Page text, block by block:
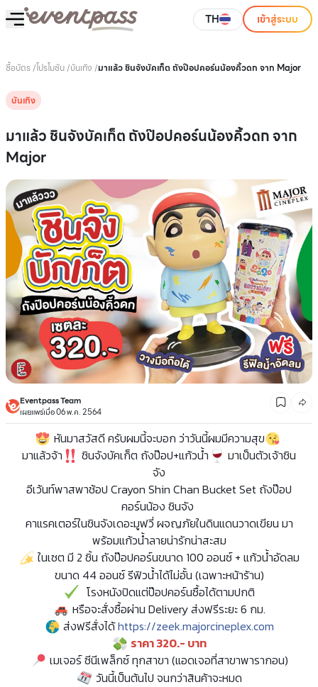
TH เข้าสู่ระบบ
ซื้อบัตร /โปรโมชัน/บันเทิง /มาแล้ว ชินจังบัคเก็ต ถังป๊อปคอร์นน้องคิ้วดก จาก Major
บันเทิง
มาแล้ว ชินจังบัคเก็ต ถังป๊อปคอร์นน้องคิ้วดก จาก
Major
Eventpass Team
เผยแพร่เมื่อ 06 พ.ค. 2564
หันมาสวัสดี ครับผมนี้จะบอก ว่าวันนี้ผมมีความสุข
มาแล้วจ้า
ชินจังบัคเก็ต ถังป๊อป+แก้วน้ำ
มาเป็นตัวเจ้าชิน
จัง
อีเว้นท์พาสพาช้อป Crayon Shin Chan Bucket Set ถังป๊อป
คอร์นน้อง ชินจัง
คาแรคเตอร์ในชินจังเดอะมูฟวี่ ผจญภัยในดินแดนวาดเขียน มา
พร้อมแก้วน้ำลายน่ารักน่าสะสม
ในเซต มี 2 ชิ้น ถังป๊อปคอร์นขนาด 100 ออนซ์ + แก้วน้ำอัดลม
ขนาด 44 ออนซ์ รีฟิวน้ำได้ไม่อั้น (เฉพาะหน้าร้าน)
โรงหนังปิดแต่ป๊อปคอร์นซื้อได้ตามปกติ
หรือจะสั่งซื้อผ่าน Delivery ส่งฟรีระยะ 6 กม.
ส่งฟรีสั่งได้https://zeek.majorcineplex.com
ราคา 320.- บาท
เมเจอร์ ซีนีเพล็กซ์ ทุกสาขา (แอดเจอที่สาขาพารากอน)
วันนี้เป็นต้นไป จนกว่าสินค้าจะหมด